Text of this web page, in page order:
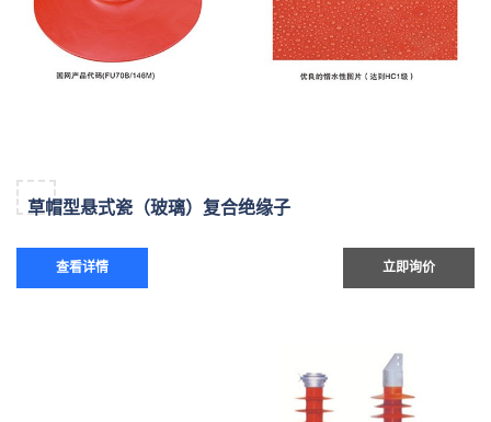
草帽型悬式瓷（玻璃）复合绝缘子
查看详情 立即询价